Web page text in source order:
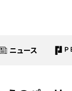
ニュース